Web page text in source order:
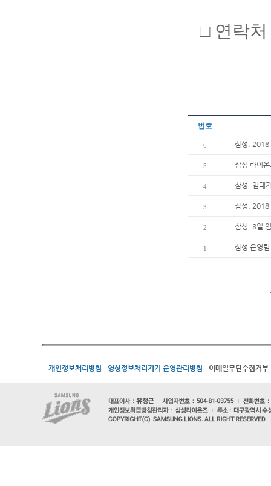
□ 연락처
번호
6 삼성, 2018
5 삼성 라이
4 삼성, 임대
3 삼성, 2018
2 삼성, 8일
1 삼성 운영
개인정보처리방침 영상정보처리기기 운영관리방침 이메일무단수집거부